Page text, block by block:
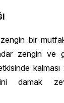
bir
zengin ve
damak